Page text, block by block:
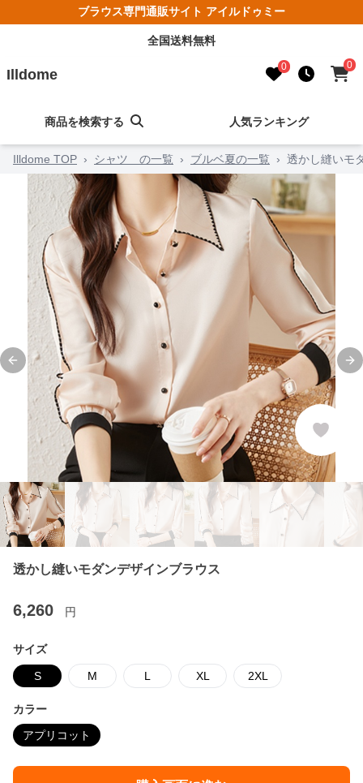
ブラウス専門通販サイト アイルドゥミー
全国送料無料
Illdome 0 0
商品を検索する 人気ランキング
Illdome TOP › シャツ の一覧 › ブルベ夏の一覧 › 透かし縫いモ
Previous slide
透かし縫いモダンデザインブラウス
6,260 円
サイズ
S M L XL 2XL
カラー
アプリコット